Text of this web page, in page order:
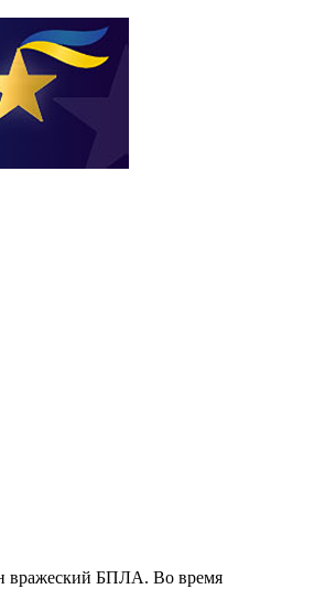
вражеский БПЛА. Во время